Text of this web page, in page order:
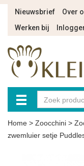
Nieuwsbrief Over
Werken bij
Home > Zoocchini >
zwemluier setje